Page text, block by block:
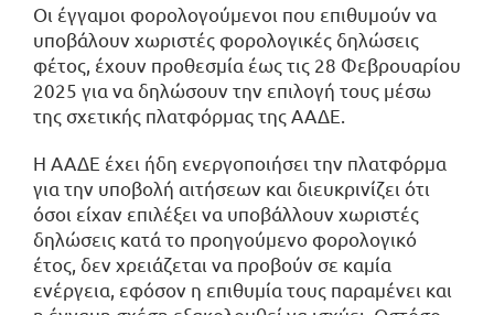
Οι έγγαμοι φορολογούμενοι που επιθυμούν να
υποβάλουν χωριστές φορολογικές δηλώσεις
φέτος, έχουν προθεσμία έως τις 28 Φεβρουαρίου
2025 για να δηλώσουν την επιλογή τους μέσω
της σχετικής πλατφόρμας της ΑΑΔΕ.
Η ΑΑΔΕ έχει ήδη ενεργοποιήσει την πλατφόρμα
για την υποβολή αιτήσεων και διευκρινίζει ότι
όσοι είχαν επιλέξει να υποβάλλουν χωριστές
δηλώσεις κατά το προηγούμενο φορολογικό
έτος, δεν χρειάζεται να προβούν σε καμία
ενέργεια, εφόσον η επιθυμία τους παραμένει και